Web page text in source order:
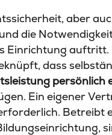
aber
die
Einrichtung
dass
persönlich
Ein eigener
Betreibt